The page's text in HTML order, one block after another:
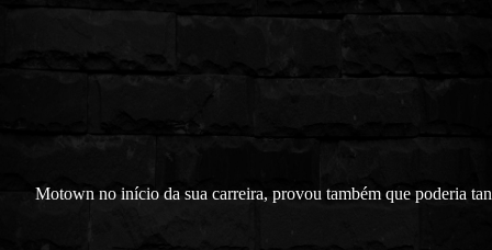
Motown no início da sua carreira, provou também que poderia